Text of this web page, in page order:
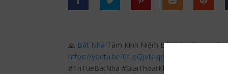
🙏 Bát Nhã Tâm Kinh Niệm Bởi Đức Khenpo
https://youtu.be/6f_oQjvN-qg
#TriTueBatNha #GiaiThoatKhoDau